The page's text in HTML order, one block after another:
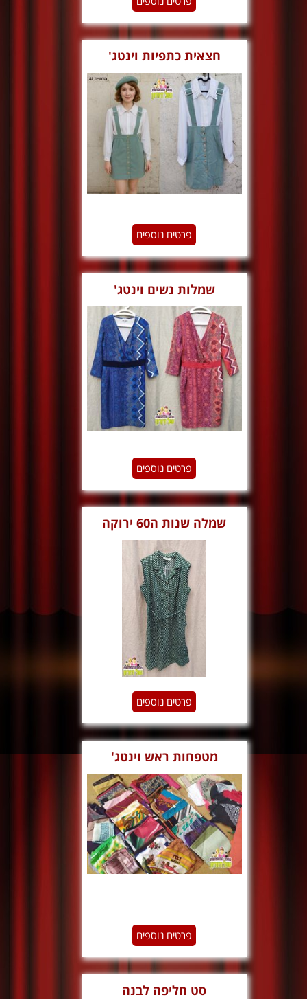
חצאית כתפיות וינטג'
פרטים נוספים
שמלות נשים וינטג'
פרטים נוספים
שמלה שנות ה60 ירוקה
מנוקדת
פרטים נוספים
מטפחות ראש וינטג'
פרטים נוספים
סט חליפה לבנה